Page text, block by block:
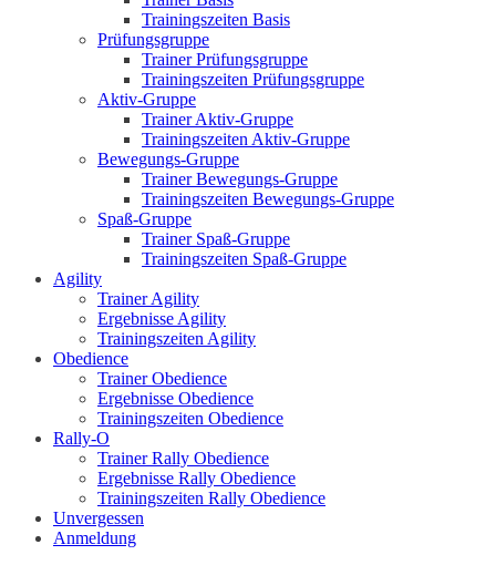
Trainingszeiten Basis
Prüfungsgruppe
Trainer Prüfungsgruppe
Trainingszeiten Prüfungsgruppe
Aktiv-Gruppe
Trainer Aktiv-Gruppe
Trainingszeiten Aktiv-Gruppe
Bewegungs-Gruppe
Trainer Bewegungs-Gruppe
Trainingszeiten Bewegungs-Gruppe
Spaß-Gruppe
Trainer Spaß-Gruppe
Trainingszeiten Spaß-Gruppe
Agility
Trainer Agility
Ergebnisse Agility
Trainingszeiten Agility
Obedience
Trainer Obedience
Ergebnisse Obedience
Trainingszeiten Obedience
Rally-O
Trainer Rally Obedience
Ergebnisse Rally Obedience
Trainingszeiten Rally Obedience
Unvergessen
Anmeldung